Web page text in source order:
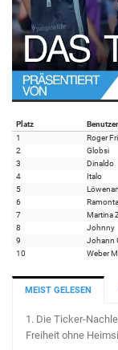
Platz Benutzer
1
Roger
2
Globsi
3
Dinaldo
4
Italo
5
6
7
Martina
8
Johnny
9
Johann
10
Weber
MEIST GELESEN
1. Die Ticker-
Freiheit ohne